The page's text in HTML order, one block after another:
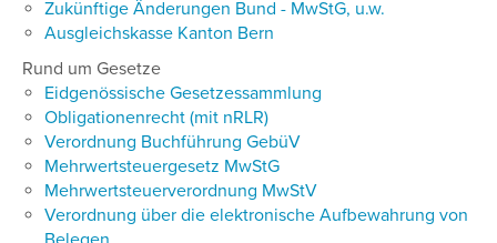
Zukünftige Änderungen Bund - MwStG, u.w.
Ausgleichskasse Kanton Bern
Rund um Gesetze
Eidgenössische Gesetzessammlung
Obligationenrecht (mit nRLR)
Verordnung Buchführung GebüV
Mehrwertsteuergesetz MwStG
Mehrwertsteuerverordnung MwStV
Verordnung über die elektronische Aufbewahrung von